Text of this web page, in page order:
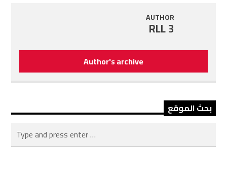
AUTHOR
RLL 3
Author's archive
بحث الموقع